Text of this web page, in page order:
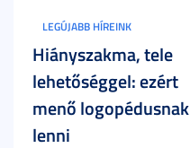
LEGÚJABB HÍREINK
Hiányszakma, tele
lehetőséggel: ezért
menő logopédusnak
lenni